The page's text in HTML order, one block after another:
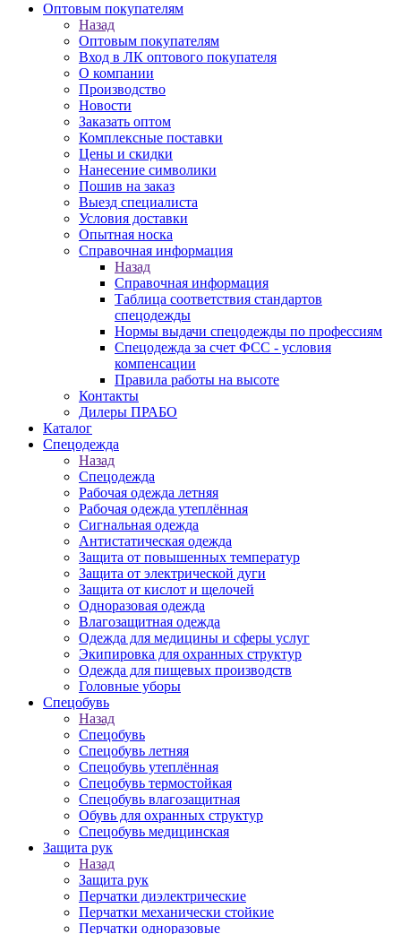
Оптовым покупателям
Назад
Оптовым покупателям
Вход в ЛК оптового покупателя
О компании
Производство
Новости
Заказать оптом
Комплексные поставки
Цены и скидки
Нанесение символики
Пошив на заказ
Выезд специалиста
Условия доставки
Опытная носка
Справочная информация
Назад
Справочная информация
Таблица соответствия стандартов
спецодежды
Нормы выдачи спецодежды по профессиям
Спецодежда за счет ФСС - условия
компенсации
Правила работы на высоте
Контакты
Дилеры ПРАБО
Каталог
Спецодежда
Назад
Спецодежда
Рабочая одежда летняя
Рабочая одежда утеплённая
Сигнальная одежда
Антистатическая одежда
Защита от повышенных температур
Защита от электрической дуги
Защита от кислот и щелочей
Одноразовая одежда
Влагозащитная одежда
Одежда для медицины и сферы услуг
Экипировка для охранных структур
Одежда для пищевых производств
Головные уборы
Спецобувь
Назад
Спецобувь
Спецобувь летняя
Спецобувь утеплённая
Спецобувь термостойкая
Спецобувь влагозащитная
Обувь для охранных структур
Спецобувь медицинская
Защита рук
Назад
Защита рук
Перчатки диэлектрические
Перчатки механически стойкие
Перчатки одноразовые